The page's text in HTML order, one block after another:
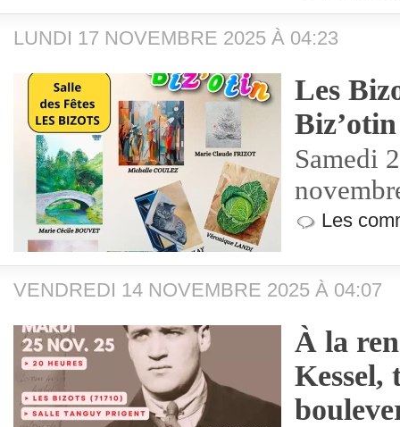
LUNDI 17 NOVEMBRE 2025 À 04:23
Les
Biz’otin
Samedi
Les
VENDREDI 14 NOVEMBRE 2025 À 04:07
À la
Kessel,